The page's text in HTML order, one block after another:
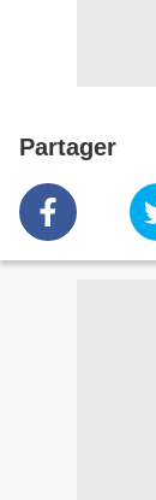
Partager